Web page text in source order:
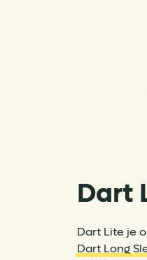
Dart
Dart Lite je
Dart Long